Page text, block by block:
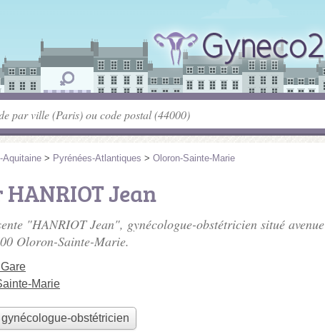
Aquitaine > Pyrénées-Atlantiques > Oloron-Sainte-Marie
Jean
"HANRIOT Jean", gynécologue-obstétricien situé avenue
Oloron-Sainte-Marie.
Marie
obstétricien